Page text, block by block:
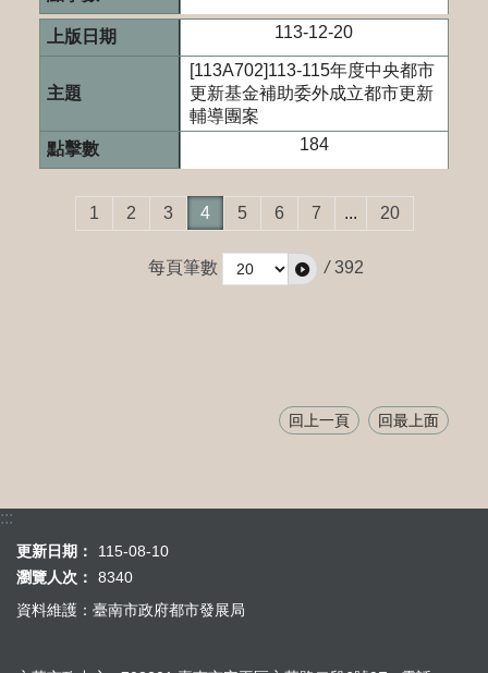
113-12-20
[113A702]113-115年度中央都市
更新基金補助委外成立都市更新
輔導團案
184
1 2 3 4 5 6 7 ... 20
每頁筆數 / 392
回上一頁 回最上面
:::
更新日期：
115-08-10
瀏覽人次：
8340
資料維護：臺南市政府都市發展局